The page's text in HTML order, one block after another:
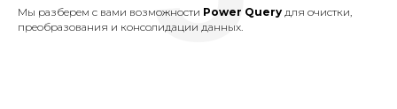
Мы разберем с вами возможности Power Query для очистки,
преобразования и консолидации данных.